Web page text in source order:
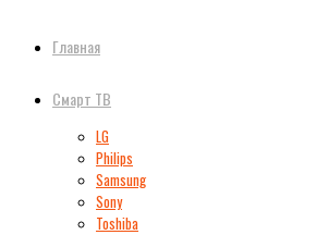
Главная
Смарт ТВ
LG
Philips
Samsung
Sony
Toshiba